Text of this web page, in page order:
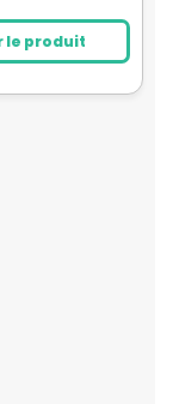
le produit